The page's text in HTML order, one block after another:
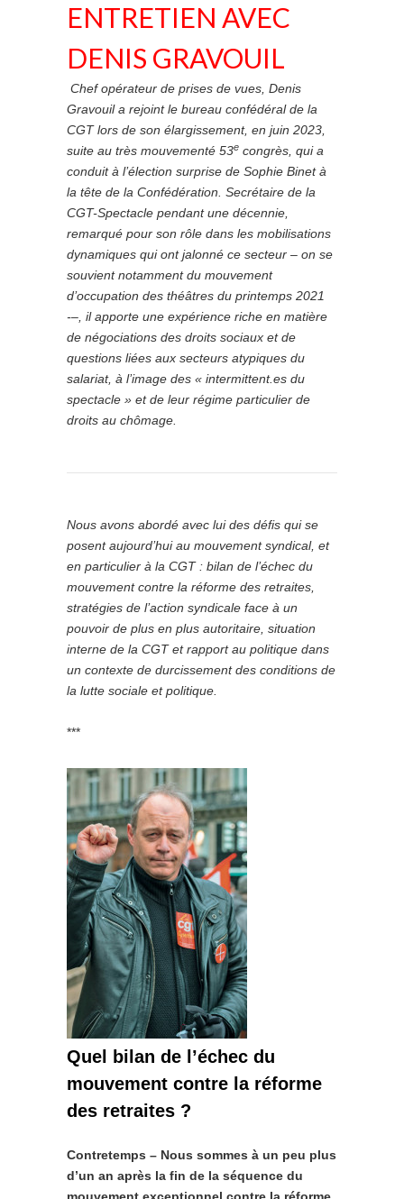
ENTRETIEN AVEC
DENIS GRAVOUIL
Chef opérateur de prises de vues, Denis
Gravouil a rejoint le bureau confédéral de la
CGT lors de son élargissement, en juin 2023,
suite au très mouvementé 53e congrès, qui a
conduit à l’élection surprise de Sophie Binet à
la tête de la Confédération. Secrétaire de la
CGT-Spectacle pendant une décennie,
remarqué pour son rôle dans les mobilisations
dynamiques qui ont jalonné ce secteur – on se
souvient notamment du mouvement
d’occupation des théâtres du printemps 2021
-–, il apporte une expérience riche en matière
de négociations des droits sociaux et de
questions liées aux secteurs atypiques du
salariat, à l’image des « intermittent.es du
spectacle » et de leur régime particulier de
droits au chômage.
Nous avons abordé avec lui des défis qui se
posent aujourd’hui au mouvement syndical, et
en particulier à la CGT : bilan de l’échec du
mouvement contre la réforme des retraites,
stratégies de l’action syndicale face à un
pouvoir de plus en plus autoritaire, situation
interne de la CGT et rapport au politique dans
un contexte de durcissement des conditions de
la lutte sociale et politique.
***
Quel bilan de l’échec du
mouvement contre la réforme
des retraites ?
Contretemps – Nous sommes à un peu plus
d’un an après la fin de la séquence du